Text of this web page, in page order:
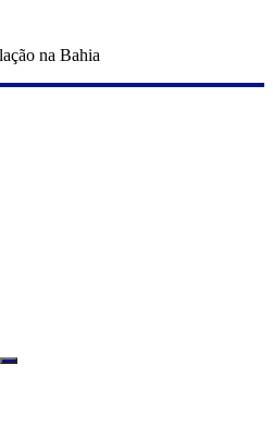
na Bahia